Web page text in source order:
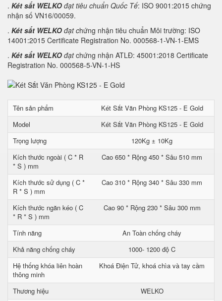
. Két sắt WELKO đạt tiêu chuẩn Quốc Tế: ISO 9001:2015 chứng
nhận số VN16/00059.
. Két sắt WELKO đạt chứng nhận tiêu chuẩn Môi trường: ISO
14001:2015 Certificate Registration No. 000568-1-VN-1-EMS
. Két sắt WELKO đạtchứng nhận ATLĐ: 45001:2018 Certificate
Registration No. 000568-5-VN-1-HS
Tên sản phẩm
Két Sắt Văn Phòng KS125 - E Gold
Model
Két Sắt Văn Phòng KS125 - E Gold
Trọng lượng
120Kg ± 10Kg
Kích thước ngoài ( C * R
* S ) mm
Cao 650 * Rộng 450 * Sâu 510 mm
Kích thước sử dụng ( C *
R * S ) mm
Cao 310 * Rộng 340 * Sâu 330 mm
Kích thước ngăn kéo ( C
* R * S ) mm
Cao 90 * Rộng 230 * Sâu 300 mm
Tính năng
An Toàn chống cháy
Khả năng chống cháy
1000- 1200 độ C
Hệ thống khóa liên hoàn
thông minh
Khoá Điện Tử, khoá chìa và tay cầm
Thương hiệu WELKO